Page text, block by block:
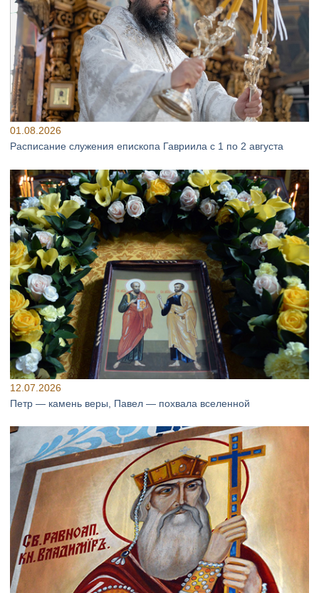
01.08.2026
Расписание служения епископа Гавриила с 1 по 2 августа
12.07.2026
Петр — камень веры, Павел — похвала вселенной